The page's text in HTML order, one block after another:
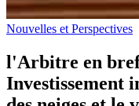
Nouvelles et Perspectives
l'Arbitre en bref
Investissement